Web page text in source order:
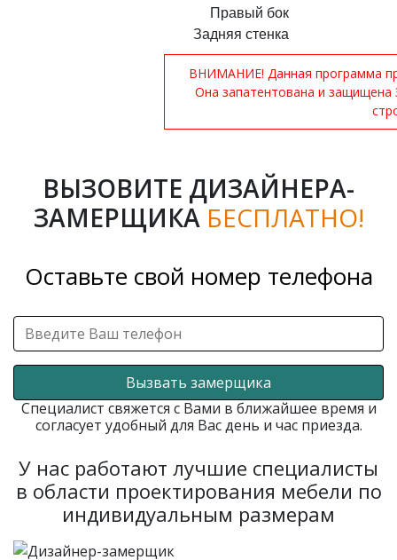
Правый бок
Задняя стенка
ВНИМАНИЕ! Данная программа
Она запатентована и
ВЫЗОВИТЕ ДИЗАЙНЕРА-
ЗАМЕРЩИКА БЕСПЛАТНО!
Оставьте свой номер телефона
Вызвать замерщика
Специалист свяжется с Вами в ближайшее время и
согласует удобный для Вас день и час приезда.
У нас работают лучшие специалисты
в области проектирования мебели по
индивидуальным размерам